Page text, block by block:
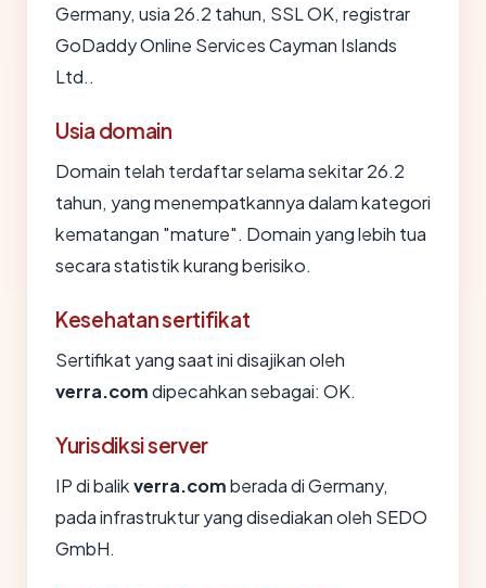
Germany, usia 26.2 tahun, SSL OK, registrar
GoDaddy Online Services Cayman Islands
Ltd..
Usia domain
Domain telah terdaftar selama sekitar 26.2
tahun, yang menempatkannya dalam kategori
kematangan "mature". Domain yang lebih tua
secara statistik kurang berisiko.
Kesehatan sertifikat
Sertifikat yang saat ini disajikan oleh
verra.comdipecahkan sebagai: OK.
Yurisdiksi server
IP di balikverra.comberada di Germany,
pada infrastruktur yang disediakan oleh SEDO
GmbH.